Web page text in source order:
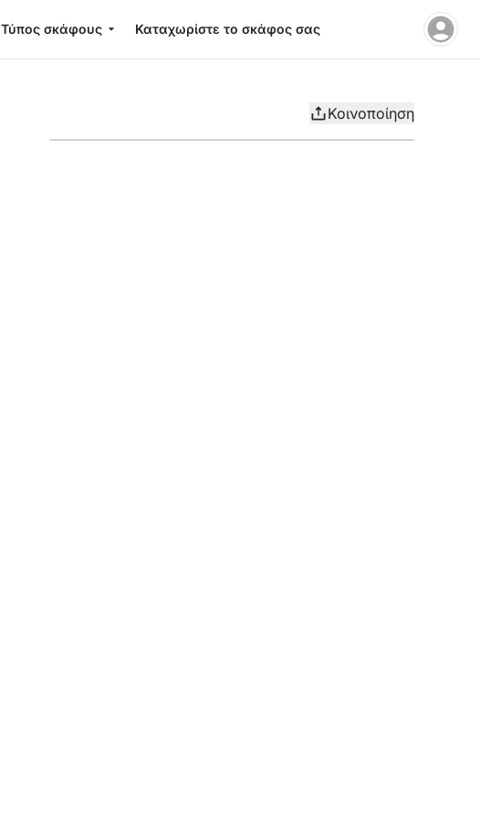
Τύπος σκάφους Καταχωρίστε το σκάφος σας
Κοινοποίηση